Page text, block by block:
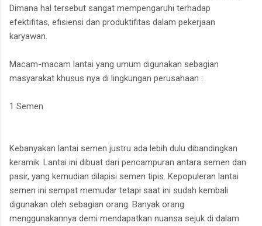
Dimana hal tersebut sangat mempengaruhi terhadap
efektifitas, efisiensi dan produktifitas dalam pekerjaan
karyawan.
Macam-macam lantai yang umum digunakan sebagian
masyarakat khusus nya di lingkungan perusahaan :
1 Semen
Kebanyakan lantai semen justru ada lebih dulu dibandingkan
keramik. Lantai ini dibuat dari pencampuran antara semen dan
pasir, yang kemudian dilapisi semen tipis. Kepopuleran lantai
semen ini sempat memudar tetapi saat ini sudah kembali
digunakan oleh sebagian orang. Banyak orang
menggunakannya demi mendapatkan nuansa sejuk di dalam